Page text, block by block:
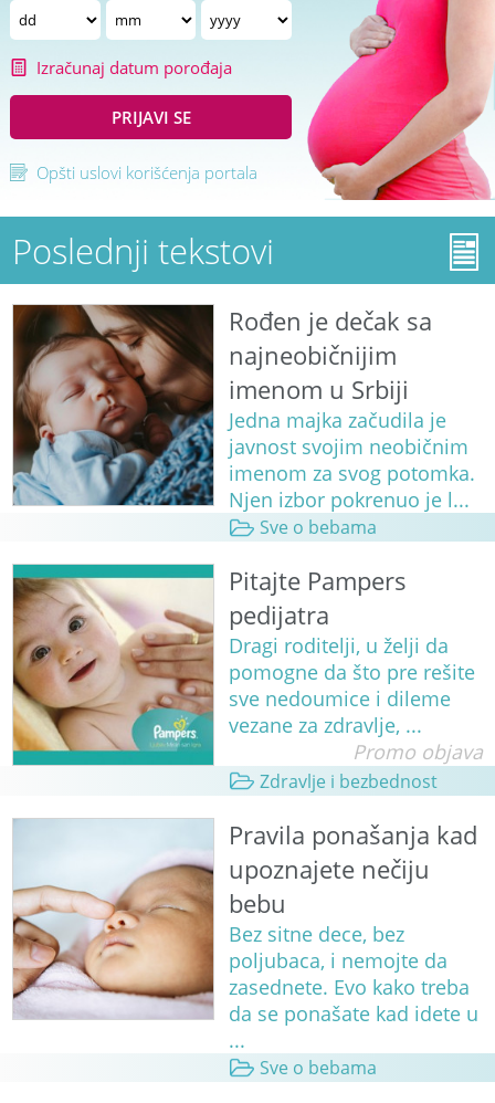
Izračunaj datum porođaja
PRIJAVI SE
Opšti uslovi korišćenja portala
Poslednji tekstovi
Rođen je dečak sa
najneobičnijim
imenom u Srbiji
Jedna majka začudila je
javnost svojim neobičnim
imenom za svog potomka.
Njen izbor pokrenuo je l...
Sve o bebama
Pitajte Pampers
pedijatra
Dragi roditelji, u želji da
pomogne da što pre rešite
sve nedoumice i dileme
vezane za zdravlje, ...
Promo objava
Zdravlje i bezbednost
Pravila ponašanja kad
upoznajete nečiju
bebu
Bez sitne dece, bez
poljubaca, i nemojte da
zasednete. Evo kako treba
da se ponašate kad idete u
...
Sve o bebama